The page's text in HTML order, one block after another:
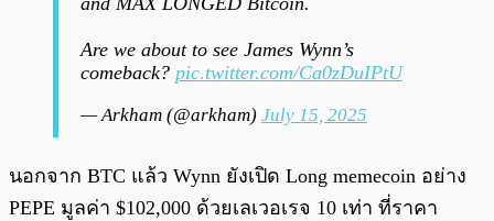
Are we about to see James Wynn’s
comeback? pic.twitter.com/Ca0zDuIPtU
— Arkham (@arkham) July 15, 2025
นอกจาก BTC แล้ว Wynn ยังเปิด Long memecoin อย่าง
PEPE มูลค่า $102,000 ด้วยเลเวอเรจ 10 เท่า ที่ราคา